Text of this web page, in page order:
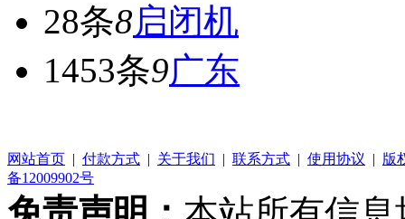
28条8启闭机
1453条9广东
网站首页 | 付款方式 | 关于我们 | 联系方式 | 使用协议 | 版
备12009902号